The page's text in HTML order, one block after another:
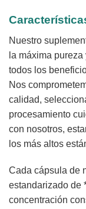
Nuestro
la máxima
todos los
Nos
calidad,
procesamiento
con nosotros,
los más altos
Cada cápsula de
estandarizado de
concentración